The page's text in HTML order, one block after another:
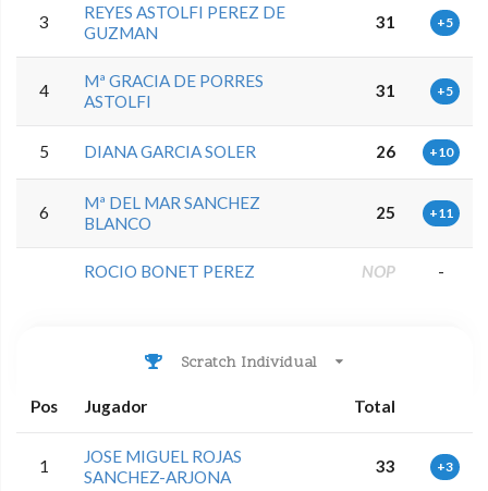
3
REYES ASTOLFI PEREZ DE
GUZMAN
31 +5
4
Mª GRACIA DE PORRES
ASTOLFI
31 +5
5 DIANA GARCIA SOLER 26 +10
6
Mª DEL MAR SANCHEZ
BLANCO
25 +11
ROCIO BONET PEREZ NOP -
Scratch Individual
Pos Jugador Total
1
JOSE MIGUEL ROJAS
SANCHEZ-ARJONA
33 +3